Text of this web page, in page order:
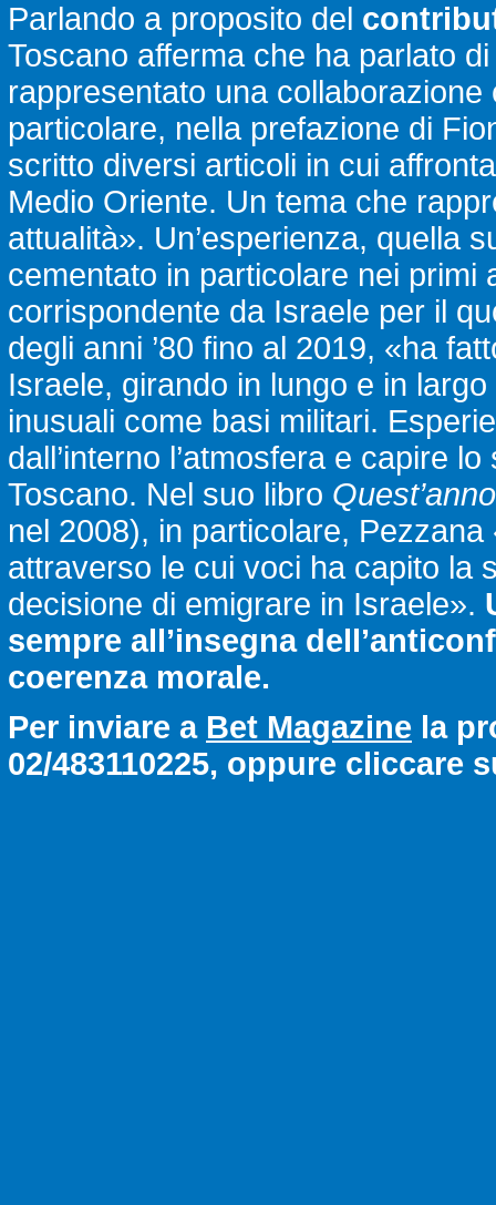
Parlando a proposito del
Toscano afferma che ha parlato
rappresentato una
particolare, nella prefazione di
scritto diversi articoli in cui
Medio Oriente. Un tema che
attualità». Un’esperienza, quella
cementato in particolare nei primi
corrispondente da Israele per il
degli anni ’80 fino al 2019, «ha
Israele, girando in lungo e in
inusuali come basi militari.
dall’interno l’atmosfera e capire
Toscano. Nel suo libro
nel 2008), in particolare,
attraverso le cui voci ha capito la
decisione di emigrare in Israele».
sempre all’insegna
coerenza morale.
Per inviare a Bet Magazine la
02/483110225, oppure cliccare